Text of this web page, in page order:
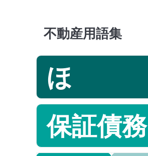
不動産用語集
ほ
保証債務